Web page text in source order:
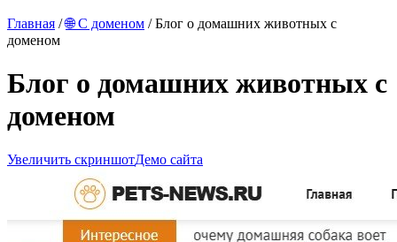
Главная /🌐 С доменом / Блог о домашних животных с
доменом
Блог о домашних животных с
доменом
Увеличить скриншотДемо сайта